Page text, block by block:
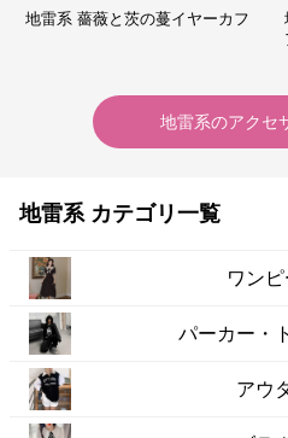
地雷系 薔薇と茨の蔓イヤーカフ
地雷系のアクセ
地雷系 カテゴリ一覧
ワンピ
パーカー・
アウ